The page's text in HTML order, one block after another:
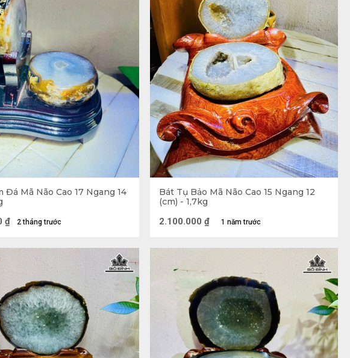
Anh với dạng cấu trúc được tạo thành từ các tinh thể nhỏ và mịn,
Não nào cũng là đá ban quý mà chỉ những loại đạt tiêu chuẩn về
Đá Mã Não Cao 17 Ngang 14
2 tháng trước
₫
Bát Tụ Bảo Mã Não Cao 15 Ngang 12
(cm) - 1,7kg
1 năm trước
2.100.000 ₫